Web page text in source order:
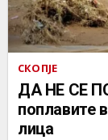
СКОПЈЕ
ДА НЕ СЕ
поплавите
лица